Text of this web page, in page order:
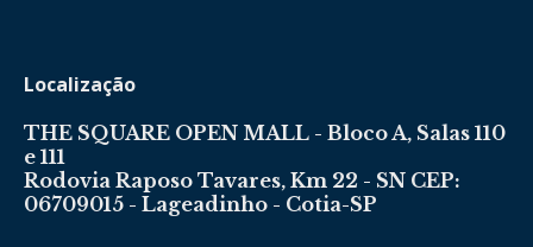
Localização
THE SQUARE OPEN MALL - Bloco A, Salas 110
e 111
Rodovia Raposo Tavares, Km 22 - SN CEP:
06709015 - Lageadinho - Cotia-SP